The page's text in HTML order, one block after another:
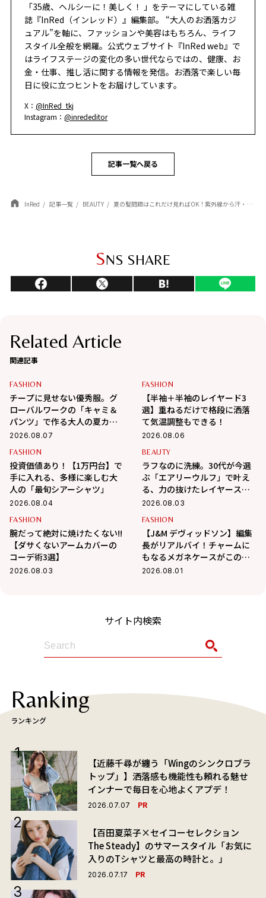
「35歳、ヘルシーに！美しく！ 」をテーマにしている雑
誌『InRed（インレッド）』編集部。 “大人のお洒落カジ
ュアル”を軸に、ファッションや美容はもちろん、ライフ
スタイル全般を網羅。公式ウェブサイト『InRed web』で
はライフステージの変化の多い世代ならではの、健康、お
金・仕事、推し活に関する情報を発信。お洒落で楽しい毎
日に役に立つヒントをお届けしています。
X：@InRed_tkj
Instagram：@inrededitor
記事一覧へ戻る
InRed 記事一覧 BEAUTY 夏の髪問題はこれだけ見ればOK！紫外線から汗・皮脂、崩れまで防ぐ「大人のレスキューケア＆スタイリング」
SNS SHARE
Related Article
関連記事
FASHION
チープに見せない優秀服。グ
ローバルワークの「キャミ＆
パンツ」で作る大人の夏カジ
ュアル
2026.08.07
FASHION
【半袖＋半袖のレイヤード3
選】重ねるだけで格段に洒落
て気温調整もできる！
2026.08.06
FASHION
投資価値あり！【1万円台】で
手に入れる、多様に楽しむ大
人の「最旬シアーシャツ」
2026.08.04
BEAUTY
ラフなのに洗練。30代が今選
ぶ「エアリーウルフ」で叶え
る、力の抜けたレイヤースタ
イル
2026.08.03
FASHION
腕だって絶対に焼けたくない!!
【ダサくないアームカバーの
コーデ術3選】
2026.08.03
FASHION
【J&M デヴィッドソン】編集
長がリアルバイ！チャームに
もなるメガネケースがこの夏
大活躍の予感
2026.08.01
サイト内検索
Ranking
ランキング
【近藤千尋が纏う「Wingのシンクロブラ
トップ」】洒落感も機能性も頼れる魅せ
インナーで毎日を心地よくアプデ！
2026.07.07 PR
【百田夏菜子×セイコーセレクション
The Steady】のサマースタイル「お気に
入りのTシャツと最高の時計と。」
2026.07.17 PR